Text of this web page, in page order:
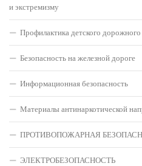
и экстремизму
Профилактика детского
Безопасность на железной дороге
Информационная безопасность
Материалы антинаркотической
ПРОТИВОПОЖАРНАЯ
ЭЛЕКТРОБЕЗОПАСНОСТЬ